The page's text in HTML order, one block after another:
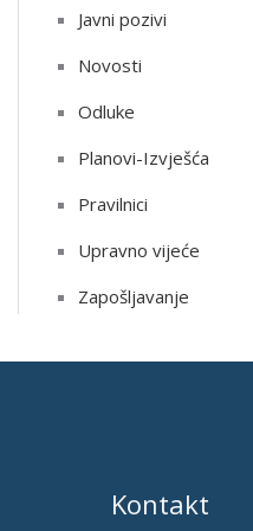
Javni pozivi
Novosti
Odluke
Planovi-Izvješća
Pravilnici
Upravno vijeće
Zapošljavanje
Kontakt